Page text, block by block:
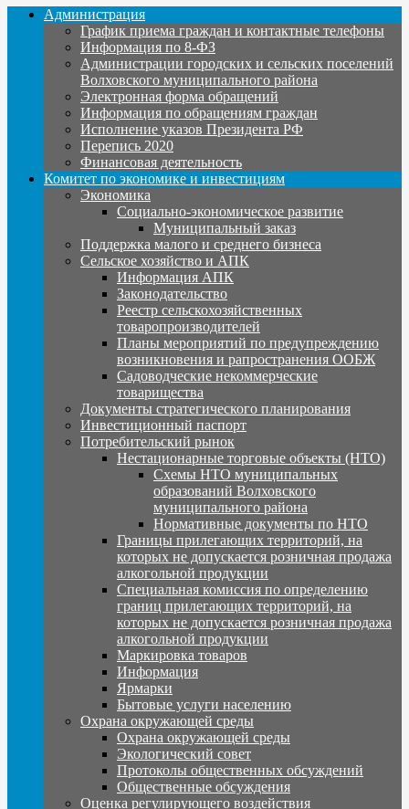
Администрация
График приема граждан и контактные телефоны
Информация по 8-ФЗ
Администрации городских и сельских поселений
Волховского муниципального района
Электронная форма обращений
Информация по обращениям граждан
Исполнение указов Президента РФ
Перепись 2020
Финансовая деятельность
Комитет по экономике и инвестициям
Экономика
Социально-экономическое развитие
Муниципальный заказ
Поддержка малого и среднего бизнеса
Сельское хозяйство и АПК
Информация АПК
Законодательство
Реестр сельскохозяйственных
товаропроизводителей
Планы мероприятий по предупреждению
возникновения и рапространения ООБЖ
Садоводческие некоммерческие
товарищества
Документы стратегического планирования
Инвестиционный паспорт
Потребительский рынок
Нестационарные торговые объекты (НТО)
Схемы НТО муниципальных
образований Волховского
муниципального района
Нормативные документы по НТО
Границы прилегающих территорий, на
которых не допускается розничная продажа
алкогольной продукции
Специальная комиссия по определению
границ прилегающих территорий, на
которых не допускается розничная продажа
алкогольной продукции
Маркировка товаров
Информация
Ярмарки
Бытовые услуги населению
Охрана окружающей среды
Охрана окружающей среды
Экологический совет
Протоколы общественных обсуждений
Общественные обсуждения
Оценка регулирующего воздействия